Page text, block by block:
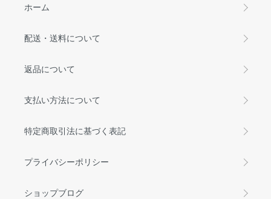
ホーム
配送・送料について
返品について
支払い方法について
特定商取引法に基づく表記
プライバシーポリシー
ショップブログ